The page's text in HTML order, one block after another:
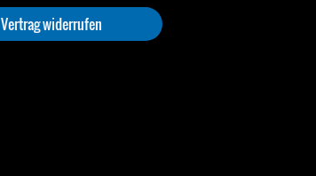
Vertrag widerrufen